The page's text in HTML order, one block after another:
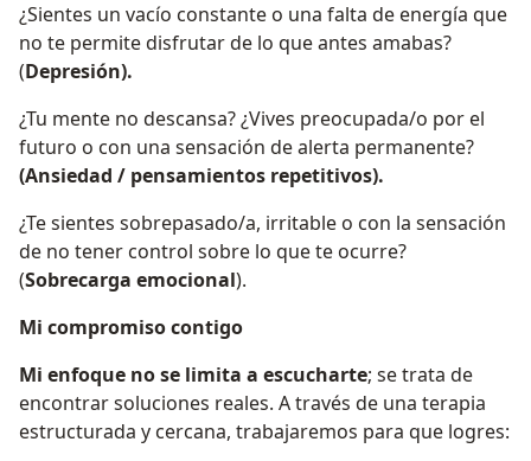
¿Sientes un vacío constante o una falta de energía que
no te permite disfrutar de lo que antes amabas?
(Depresión).
¿Tu mente no descansa? ¿Vives preocupada/o por el
futuro o con una sensación de alerta permanente?
(Ansiedad / pensamientos repetitivos).
¿Te sientes sobrepasado/a, irritable o con la sensación
de no tener control sobre lo que te ocurre?
(Sobrecarga emocional).
Mi compromiso contigo
Mi enfoque no se limita a escucharte; se trata de
encontrar soluciones reales. A través de una terapia
estructurada y cercana, trabajaremos para que logres: